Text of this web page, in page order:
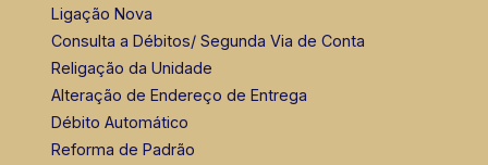
Ligação Nova
Consulta a Débitos/ Segunda Via de Conta
Religação da Unidade
Alteração de Endereço de Entrega
Débito Automático
Reforma de Padrão